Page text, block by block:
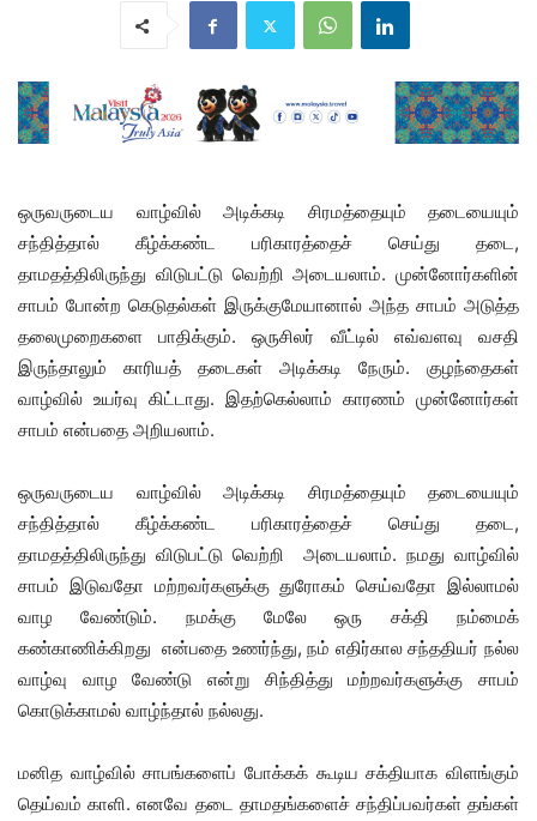
ஒருவருடைய வாழ்வில் அடிக்கடி சிரமத்தையும் தடையையும்
சந்தித்தால் கீழ்க்கண்ட பரிகாரத்தைச் செய்து தடை,
தாமதத்திலிருந்து விடுபட்டு வெற்றி அடையலாம். முன்னோர்களின்
சாபம் போன்ற கெடுதல்கள் இருக்குமேயானால் அந்த சாபம் அடுத்த
தலைமுறைகளை பாதிக்கும். ஒருசிலர் வீட்டில் எவ்வளவு வசதி
இருந்தாலும் காரியத் தடைகள் அடிக்கடி நேரும். குழந்தைகள்
வாழ்வில் உயர்வு கிட்டாது. இதற்கெல்லாம் காரணம் முன்னோர்கள்
சாபம் என்பதை அறியலாம்.
ஒருவருடைய வாழ்வில் அடிக்கடி சிரமத்தையும் தடையையும்
சந்தித்தால் கீழ்க்கண்ட பரிகாரத்தைச் செய்து தடை,
தாமதத்திலிருந்து விடுபட்டு வெற்றி அடையலாம். நமது வாழ்வில்
சாபம் இடுவதோ மற்றவர்களுக்கு துரோகம் செய்வதோ இல்லாமல்
வாழ வேண்டும். நமக்கு மேலே ஒரு சக்தி நம்மைக்
கண்காணிக்கிறது என்பதை உணர்ந்து, நம் எதிர்கால சந்ததியர் நல்ல
வாழ்வு வாழ வேண்டு என்று சிந்தித்து மற்றவர்களுக்கு சாபம்
கொடுக்காமல் வாழ்ந்தால் நல்லது.
மனித வாழ்வில் சாபங்களைப் போக்கக் கூடிய சக்தியாக விளங்கும்
தெய்வம் காளி. எனவே தடை தாமதங்களைச் சந்திப்பவர்கள் தங்கள்